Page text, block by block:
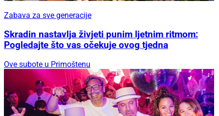
Zabava za sve generacije
Skradin nastavlja živjeti punim ljetnim ritmom:
Pogledajte što vas očekuje ovog tjedna
Ove subote u Primoštenu